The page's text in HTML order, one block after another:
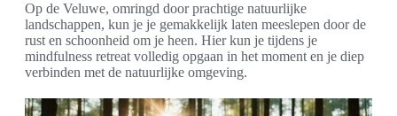
Op de Veluwe, omringd door prachtige natuurlijke
landschappen, kun je je gemakkelijk laten meeslepen door de
rust en schoonheid om je heen. Hier kun je tijdens je
mindfulness retreat volledig opgaan in het moment en je diep
verbinden met de natuurlijke omgeving.